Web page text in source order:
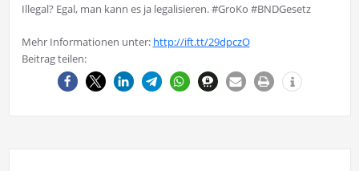
Illegal? Egal, man kann es ja legalisieren. #GroKo #BNDGesetz
Mehr Informationen unter: http://ift.tt/29dpczO
Beitrag teilen: